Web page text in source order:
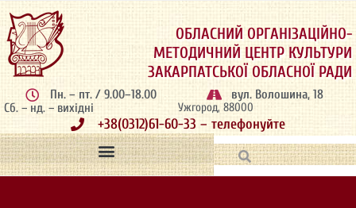
ОБЛАСНИЙ ОРГАНІЗАЦІЙНО-
МЕТОДИЧНИЙ ЦЕНТР КУЛЬТУРИ
ЗАКАРПАТСЬКОЇ ОБЛАСНОЇ РАДИ
Пн. – пт. / 9.00–18.00
Сб. – нд. – вихідні
вул. Волошина, 18
Ужгород, 88000
+38(0312)61-60-33 – телефонуйте